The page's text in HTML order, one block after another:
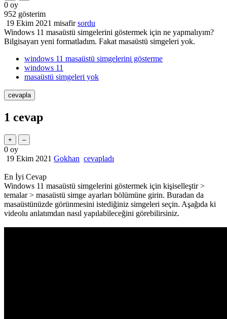
0 oy
952 gösterim
19 Ekim 2021 misafir sordu
Windows 11 masaüstü simgelerini göstermek için ne yapmalıyım?
Bilgisayarı yeni formatladım. Fakat masaüstü simgeleri yok.
windows 11 masaüstü simgelerini gösterme
windows 11
masaüstü simgeleri yok
1 cevap
0 oy
19 Ekim 2021 Gokhan cevapladı
En İyi Cevap
Windows 11 masaüstü simgelerini göstermek için kişiselleştir >
temalar > masaüstü simge ayarları bölümüne girin. Buradan da
masaüstünüzde görünmesini istediğiniz simgeleri seçin. Aşağıda ki
videolu anlatımdan nasıl yapılabileceğini görebilirsiniz.